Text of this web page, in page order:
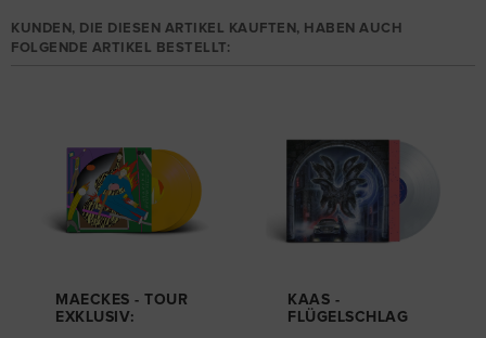
KUNDEN, DIE DIESEN ARTIKEL KAUFTEN, HABEN AUCH
FOLGENDE ARTIKEL BESTELLT:
MAECKES - TOUR
EXKLUSIV:
KAAS -
FLÜGELSCHLAG